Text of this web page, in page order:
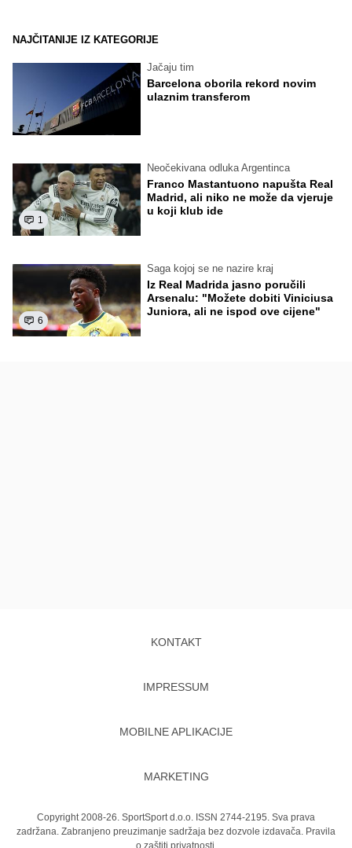
NAJČITANIJE IZ KATEGORIJE
Jačaju tim
Barcelona oborila rekord novim
ulaznim transferom
1
Neočekivana odluka Argentinca
Franco Mastantuono napušta Real
Madrid, ali niko ne može da vjeruje
u koji klub ide
6
Saga kojoj se ne nazire kraj
Iz Real Madrida jasno poručili
Arsenalu: "Možete dobiti Viniciusa
Juniora, ali ne ispod ove cijene"
KONTAKT
IMPRESSUM
MOBILNE APLIKACIJE
MARKETING
Copyright 2008-26. SportSport d.o.o. ISSN 2744-2195. Sva prava
zadržana. Zabranjeno preuzimanje sadržaja bez dozvole izdavača. Pravila
o zaštiti privatnosti.